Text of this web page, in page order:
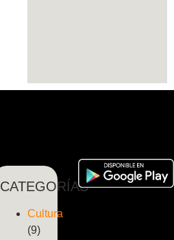
CATEGORÍAS
Cultura
(9)